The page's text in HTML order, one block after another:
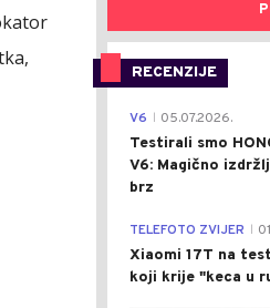
RECENZIJE
V6 05.07.2026.
Testirali smo
V6: Magično
brz
TELEFOTO ZVIJER
Xiaomi 17T na
koji krije "keca u